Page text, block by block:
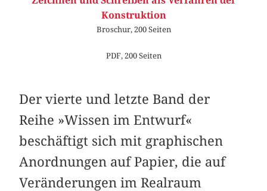
Konstruktion
Broschur, 200 Seiten
PDF, 200 Seiten
Der vierte und letzte Band der
Reihe »Wissen im Entwurf«
beschäftigt sich mit graphischen
Anordnungen auf Papier, die auf
Veränderungen im Realraum